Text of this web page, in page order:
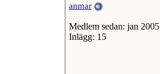
anmar
Medlem sedan: jan 2005
Inlägg: 15